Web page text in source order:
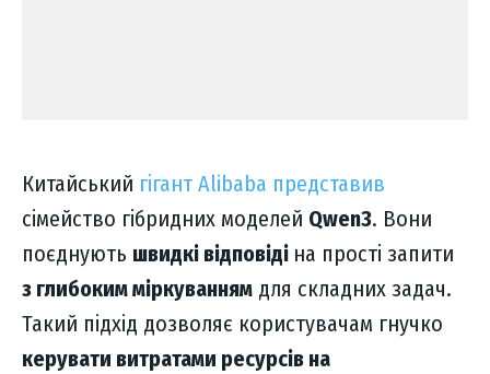
Китайський гігант Alibaba представив
сімейство гібридних моделей Qwen3. Вони
поєднують швидкі відповіді на прості запити
з глибоким міркуванням для складних задач.
Такий підхід дозволяє користувачам гнучко
керувати витратами ресурсів на